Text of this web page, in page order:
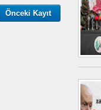
Önceki Kayıt